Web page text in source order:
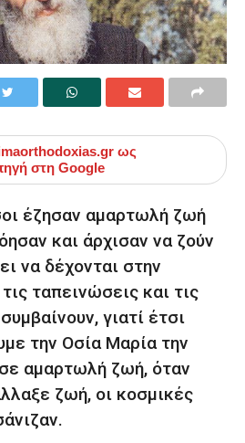
ως
στη Google
έζησαν αμαρτωλή ζωή
και άρχισαν να ζούν
να δέχονται στην
ταπεινώσεις και τις
γιατί έτσι
την Οσία Μαρία την
αμαρτωλή ζωή, όταν
ζωή, οι κοσμικές